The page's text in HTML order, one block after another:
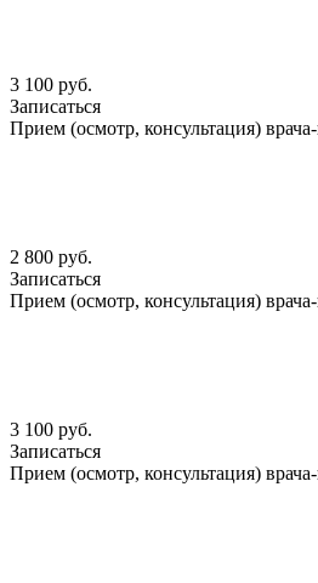
3 100 руб.
Записаться
Прием (осмотр, консультация)
2 800 руб.
Записаться
Прием (осмотр, консультация)
3 100 руб.
Записаться
Прием (осмотр, консультация)